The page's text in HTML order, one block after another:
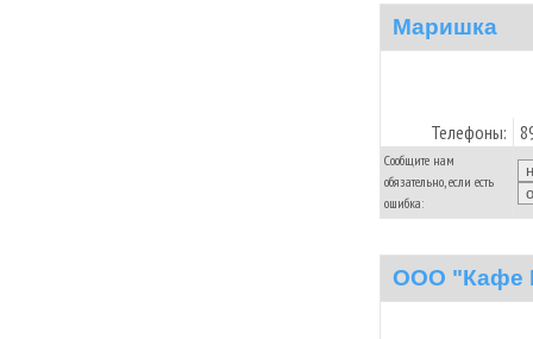
Маришка
Телефоны:
Сообщите нам
обязательно, если есть
ошибка:
ООО "Кафе